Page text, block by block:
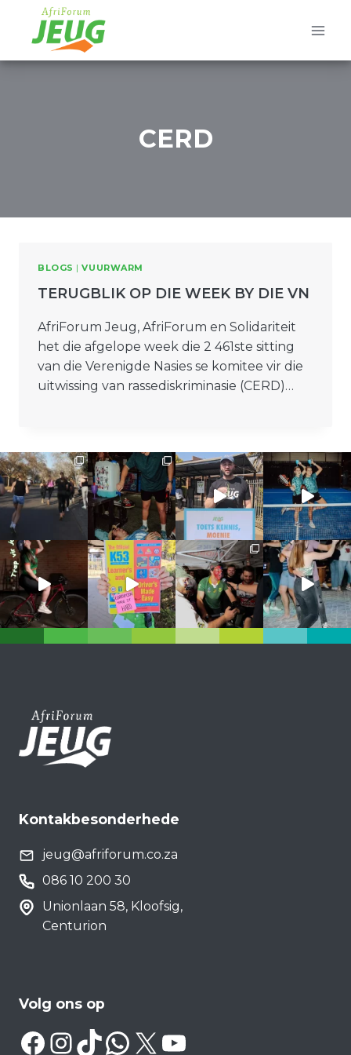
content
CERD
BLOGS |VUURWARM
TERUGBLIK OP DIE WEEK BY DIE VN
AfriForum Jeug, AfriForum en Solidariteit
het die afgelope week die 2 461ste sitting
van die Verenigde Nasies se komitee vir die
uitwissing van rassediskriminasie (CERD)…
Kontakbesonderhede
jeug@afriforum.co.za
086 10 200 30
Unionlaan 58, Kloofsig,
Centurion
Volg ons op
Facebook
Instagram
TikTok
WhatsApp
X YouTube